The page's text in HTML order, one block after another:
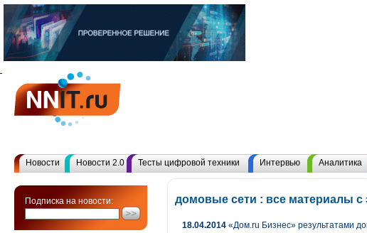
Новости Новости 2.0 Тесты цифровой техники Интервью Аналитика
Подписка на новости: домовые сети : все материалы
18.04.2014 «Дом.ru Бизнес» результатами